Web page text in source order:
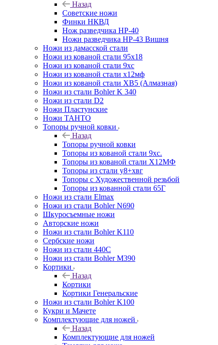
Назад
Советские ножи
Финки НКВД
Нож разведчика НР-40
Ножи разведчика НР-43 Вишня
Ножи из дамасской стали
Ножи из кованой стали 95х18
Ножи из кованой стали 9хс
Ножи из кованой стали х12мф
Ножи из кованой стали ХВ5 (Алмазная)
Ножи из стали Bohler K 340
Ножи из стали D2
Ножи Пластунские
Ножи ТАНТО
Топоры ручной ковки
Назад
Топоры ручной ковки
Топоры из кованой стали 9хс.
Топоры из кованой стали Х12МФ
Топоры из стали у8+хвг
Топоры с Художественной резьбой
Топоры из кованной стали 65Г
Ножи из стали Elmax
Ножи из стали Bohler N690
Шкуросъемные ножи
Авторские ножи
Ножи из стали Bohler K110
Сербские ножи
Ножи из стали 440С
Ножи из стали Bohler M390
Кортики
Назад
Кортики
Кортики Генеральские
Ножи из стали Bohler K100
Кукри и Мачете
Комплектующие для ножей
Назад
Комплектующие для ножей